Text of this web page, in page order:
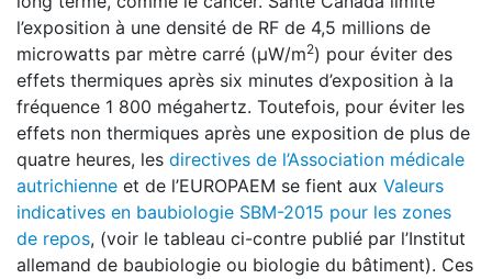
l’exposition à une densité de RF de 4,5 millions de
microwatts par mètre carré (μW/m2) pour éviter des
effets thermiques après six minutes d’exposition à la
fréquence 1 800 mégahertz. Toutefois, pour éviter les
effets non thermiques après une exposition de plus de
quatre heures, les directives de l’Association médicale
autrichienne et de l’EUROPAEM se fient aux Valeurs
indicatives en baubiologie SBM-2015 pour les zones
de repos, (voir le tableau ci-contre publié par l’Institut
allemand de baubiologie ou biologie du bâtiment). Ces